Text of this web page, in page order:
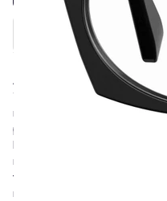
A Moschino, conhecida pela
1983 por Franco Moschino,
rapidamente se destacou
provocativa na moda,
linha de óculos Moschino,
marca, também incorpora
frequentemente com
marca.